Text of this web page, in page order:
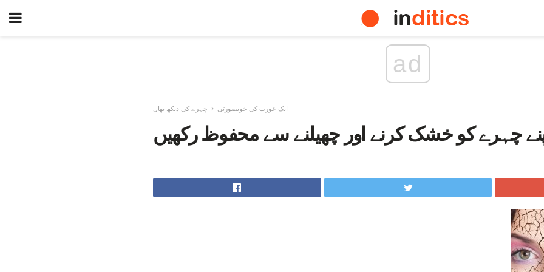
ad
ایک عورت کی خوبصورتی چہرے کی دیکھ بھال
چہرے کو خشک کرنے اور چھیلنے سے محفوظ رکھیں